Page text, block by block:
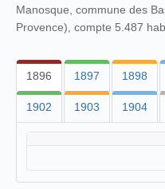
Manosque, commune des
Provence), compte 5.487
1896 1897 1898
1902 1903 1904